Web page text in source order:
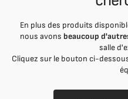
En plus des produits
nous avons beaucoup
salle
Cliquez sur le bouton ci-